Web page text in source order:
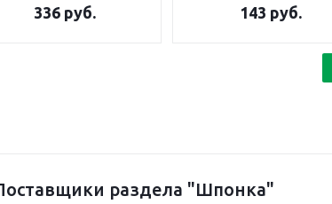
336 руб. 143 руб.
раздела "Шпонка"